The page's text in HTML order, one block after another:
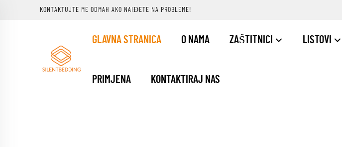
KONTAKTUJTE ME ODMAH AKO NAIĐETE NA PROBLEME!
GLAVNA STRANICA O NAMA ZAŠTITNICI LISTOVI
PRIMJENA KONTAKTIRAJ NAS